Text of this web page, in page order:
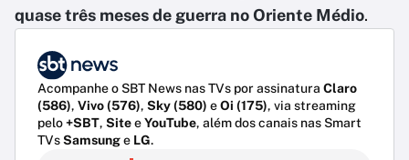
quase três meses de guerra no Oriente Médio.
Acompanhe o SBT News nas TVs por assinatura Claro
(586), Vivo (576), Sky (580) eOi (175), via streaming
pelo+SBT, SiteeYouTube, além dos canais nas Smart
TVsSamsunge LG.